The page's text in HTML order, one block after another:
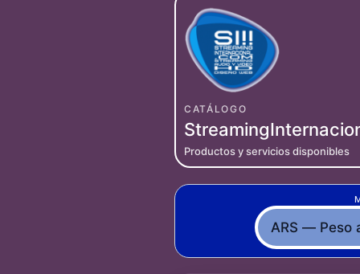
CATÁLOGO
Productos y servicios disponibles